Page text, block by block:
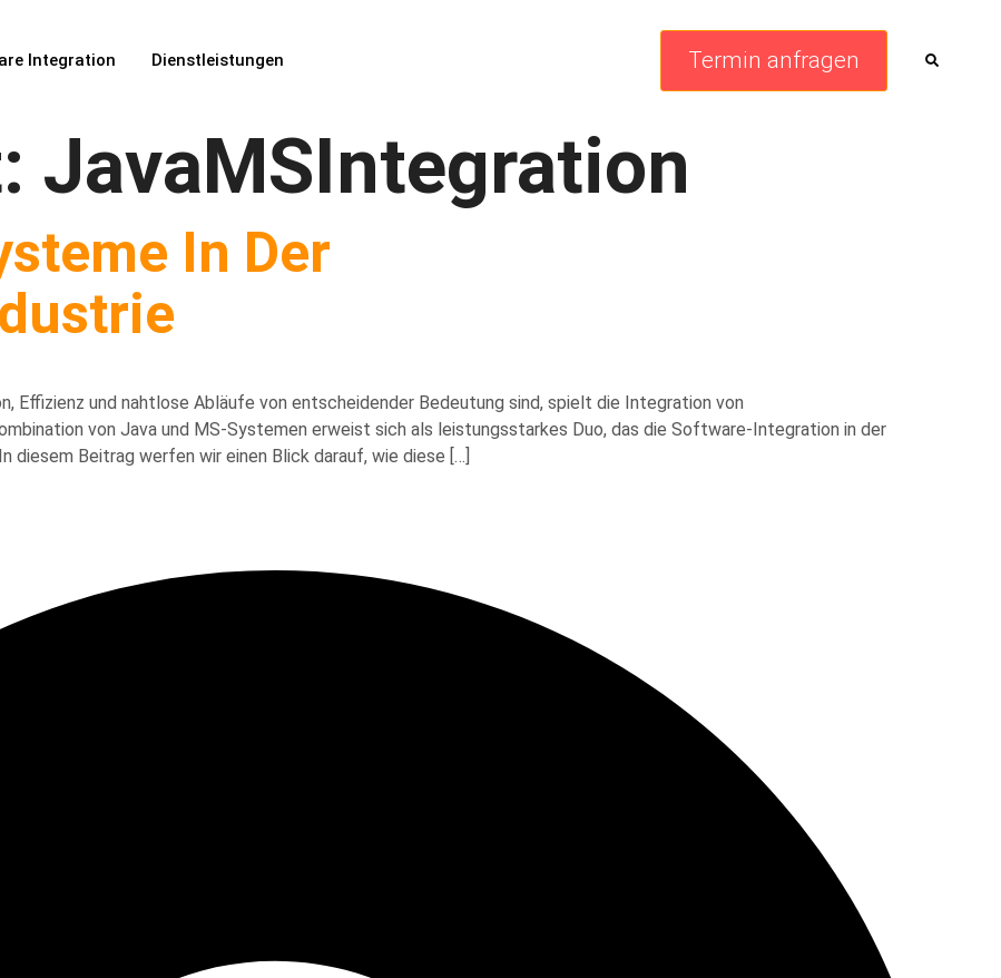
Integration Dienstleistungen Termin anfragen
JavaMSIntegration
In Der
Effizienz und nahtlose Abläufe von entscheidender Bedeutung sind, spielt die Integration von
von Java und MS-Systemen erweist sich als leistungsstarkes Duo, das die Software-Integration in der
diesem Beitrag werfen wir einen Blick darauf, wie diese […]